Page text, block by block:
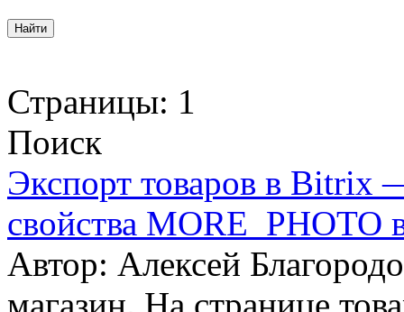
Страницы: 1
Поиск
Экспорт товаров в Bitrix
свойства MORE_PHOTO
Автор: Алексей
магазин. На странице